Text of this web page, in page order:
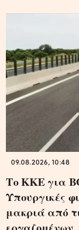
09.08.2026, 10:48
Το ΚΚΕ για
Υπουργικές
μακριά από